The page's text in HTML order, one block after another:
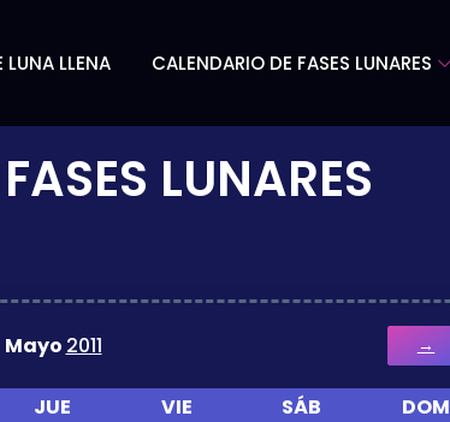
LUNA LLENA CALENDARIO DE FASES LUNARES
LUNARES
Mayo 2011 →
JUE VIE SÁB
DOM